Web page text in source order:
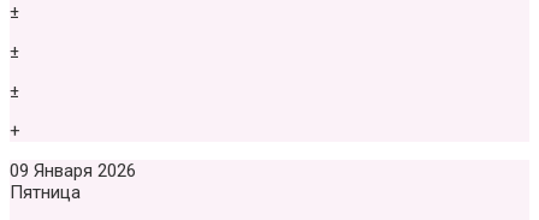
±
±
±
+
09 Января 2026
Пятница